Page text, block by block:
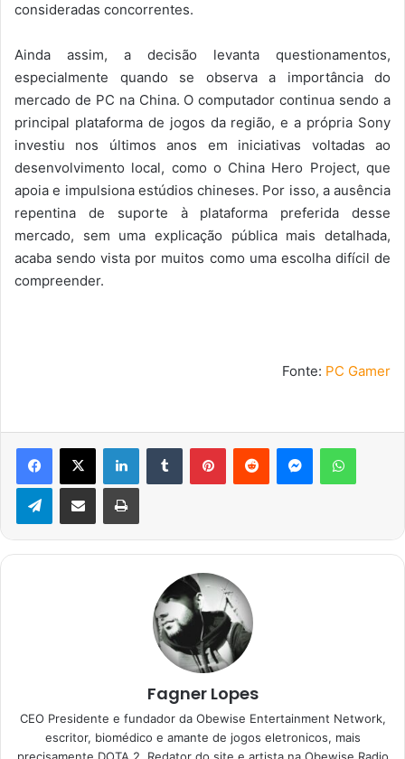
consideradas concorrentes.
Ainda assim, a decisão levanta questionamentos,
especialmente quando se observa a importância do
mercado de PC na China. O computador continua sendo a
principal plataforma de jogos da região, e a própria Sony
investiu nos últimos anos em iniciativas voltadas ao
desenvolvimento local, como o China Hero Project, que
apoia e impulsiona estúdios chineses. Por isso, a ausência
repentina de suporte à plataforma preferida desse
mercado, sem uma explicação pública mais detalhada,
acaba sendo vista por muitos como uma escolha difícil de
compreender.
Fonte: PC Gamer
Facebook
X LinkedinTumblr PinterestReddit Messenger
TelegramCompartilhar via e-mail Imprimir
Fagner Lopes
CEO Presidente e fundador da Obewise Entertainment Network,
escritor, biomédico e amante de jogos eletronicos, mais